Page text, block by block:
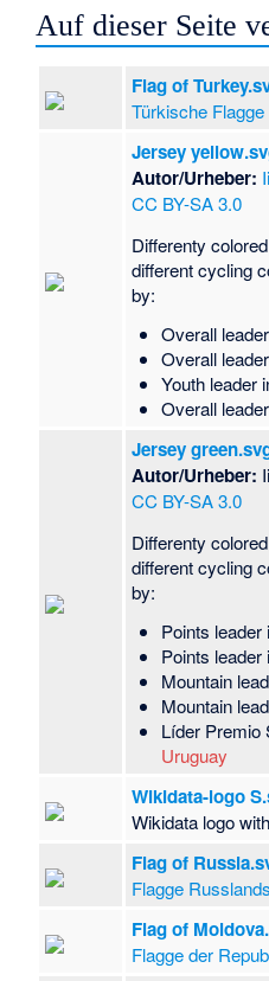
Auf dieser Seite
Flag of
Türkische Flagge
Jersey
Autor/Urheber:
CC BY-SA 3.0
Differenty
different cycling
by:
Overall
Overall
Youth leader
Overall
Jersey
Autor/Urheber:
CC BY-SA 3.0
Differenty
different cycling
by:
Points leader
Points leader
Mountain
Mountain
Líder Premio
Uruguay
Wikidata-logo
Wikidata logo
Flag of
Flagge Russlands
Flag of
Flagge der